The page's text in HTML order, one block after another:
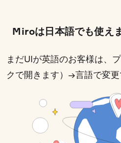
Miroは日本語でも使え
まだUIが英語のお客様は、
クで開きます） →言語で変更